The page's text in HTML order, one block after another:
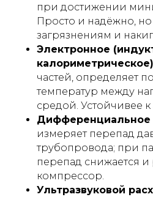
при достижении
Просто и надёжно, но
загрязнениям и
Электронное
калориметрическое)
частей, определяет
температур между
средой. Устойчивее
Дифференциальное
измеряет перепад
трубопровода; при
перепад снижается и
компрессор.
Ультразвуковой